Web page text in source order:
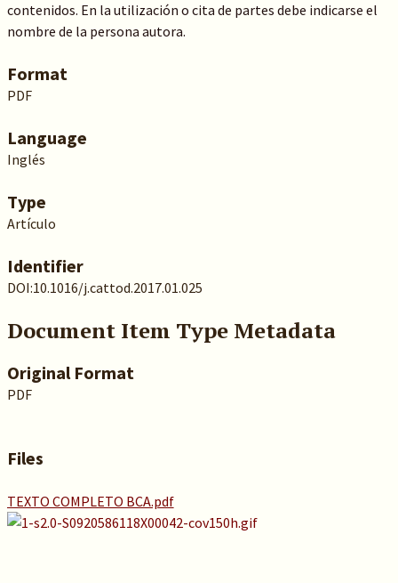
contenidos. En la utilización o cita de partes debe indicarse el
nombre de la persona autora.
Format
PDF
Language
Inglés
Type
Artículo
Identifier
DOI:10.1016/j.cattod.2017.01.025
Document Item Type Metadata
Original Format
PDF
Files
TEXTO COMPLETO BCA.pdf